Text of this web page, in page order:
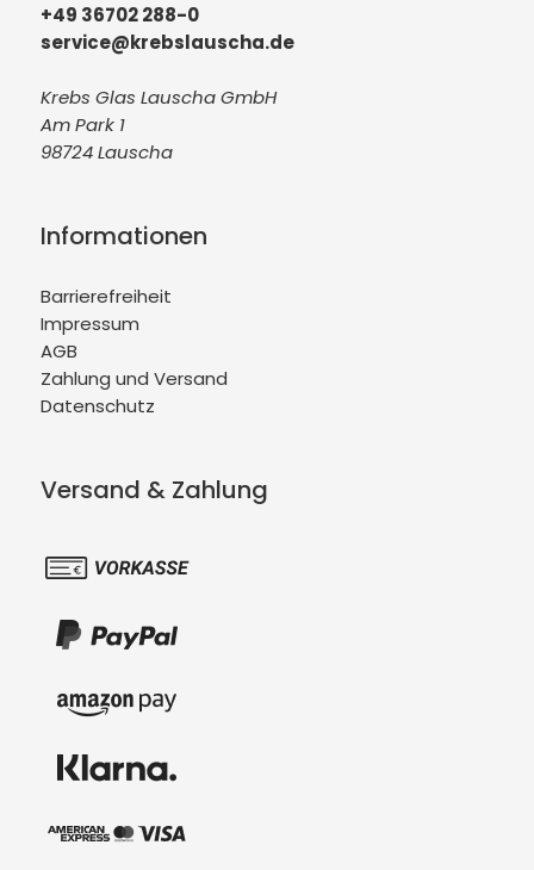
+49 36702 288-0
service@krebslauscha.de
Krebs Glas Lauscha GmbH
Am Park 1
98724 Lauscha
Informationen
Barrierefreiheit
Impressum
AGB
Zahlung und Versand
Datenschutz
Versand & Zahlung